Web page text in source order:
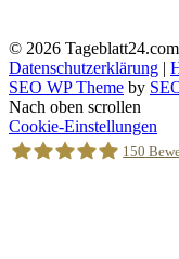
© 2026
Datenschutzerklärung |
SEO WP Theme by
Nach oben scrollen
Cookie-Einstellungen
150